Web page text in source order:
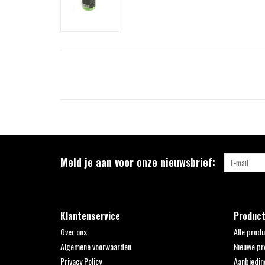
Meld je aan voor onze nieuwsbrief:
Klantenservice
Over ons
Algemene voorwaarden
Privacy Policy
Alle
Nieuwe